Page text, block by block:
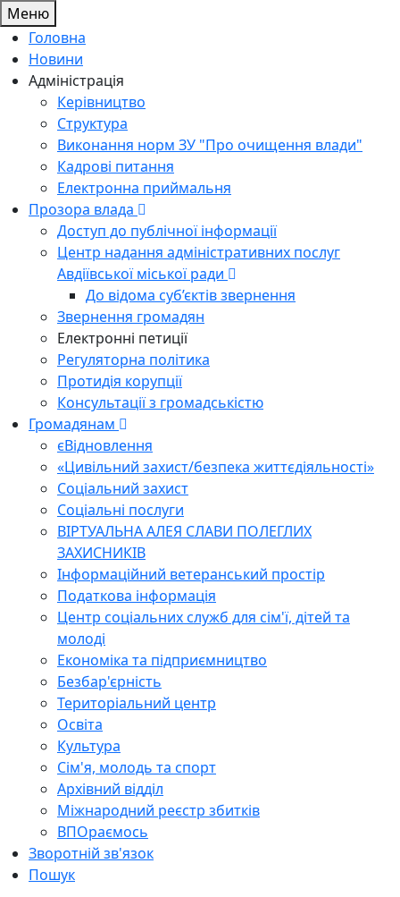
Меню
Головна
Новини
Адміністрація
Керівництво
Структура
Виконання норм ЗУ "Про очищення влади"
Кадрові питання
Електронна приймальня
Прозора влада
Доступ до публічної інформації
Центр надання адміністративних послуг
Авдіївської міської ради
До відома суб’єктів звернення
Звернення громадян
Електронні петиції
Регуляторна політика
Протидія корупції
Консультації з громадськістю
Громадянам
єВідновлення
«Цивільний захист/безпека життєдіяльності»
Соціальний захист
Соціальні послуги
ВІРТУАЛЬНА АЛЕЯ СЛАВИ ПОЛЕГЛИХ
ЗАХИСНИКІВ
Інформаційний ветеранський простір
Податкова інформація
Центр соціальних служб для сім'ї, дітей та
молоді
Економіка та підприємництво
Безбар'єрність
Територіальний центр
Освіта
Культура
Сім'я, молодь та спорт
Архівний відділ
Міжнародний реєстр збитків
ВПОраємось
Зворотній зв'язок
Пошук